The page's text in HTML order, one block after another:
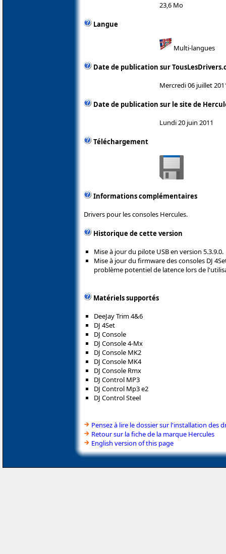
23,6 Mo
Langue
Multi-langues
Date de publication sur
Mercredi 06 juillet
Date de publication sur le site de
Lundi 20 juin 2011
Téléchargement
Informations complémentaires
Drivers pour les consoles Hercules.
Historique de cette version
Mise à jour du pilote USB en version 5.3.9.0.
Mise à jour du firmware des consoles DJ
problème potentiel de latence lors de
Matériels supportés
DeeJay Trim 4&6
DJ 4Set
DJ Console
DJ Console 4-Mx
DJ Console MK2
DJ Console MK4
DJ Console Rmx
DJ Control MP3
DJ Control Mp3 e2
DJ Control Steel
Pensez à lire le dossier sur l'installation des
Retour sur la fiche de la marque Hercules
English version of this page